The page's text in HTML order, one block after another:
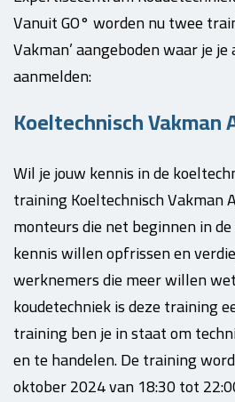
Vanuit GO° worden nu twee
Vakman’ aangeboden waar je
aanmelden:
Koeltechnisch Vakman
Wil je jouw kennis in de
training Koeltechnisch Vakman
monteurs die net beginnen in
kennis willen opfrissen en
werknemers die meer willen
koudetechniek is deze training
training ben je in staat om
en te handelen. De training
oktober 2024 van 18:30 tot